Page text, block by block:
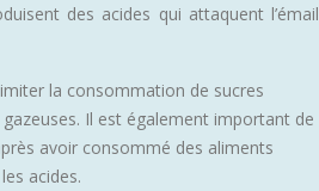
des acides qui attaquent l’émail
la consommation de sucres
Il est également important de
avoir consommé des aliments
acides.